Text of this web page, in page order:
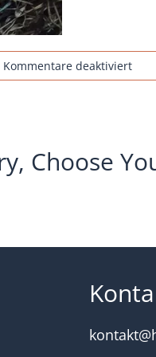
Kommentare deaktiviertfür
Choose